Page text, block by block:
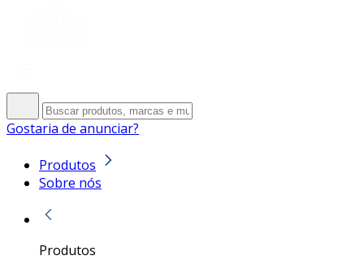
Gostaria de anunciar?
Produtos
Sobre nós
Produtos